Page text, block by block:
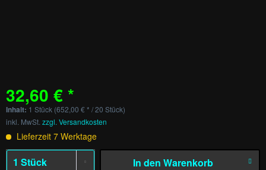
32,60 € *
Inhalt: 1 Stück (652,00 € * / 20 Stück)
inkl. MwSt. zzgl. Versandkosten
Lieferzeit 7 Werktage
In den Warenkorb